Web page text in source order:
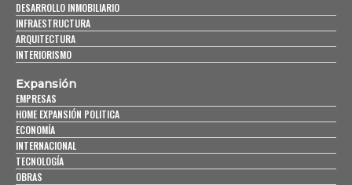
DESARROLLO INMOBILIARIO
INFRAESTRUCTURA
ARQUITECTURA
INTERIORISMO
Expansión
EMPRESAS
HOME EXPANSIÓN POLITICA
ECONOMÍA
INTERNACIONAL
TECNOLOGÍA
OBRAS